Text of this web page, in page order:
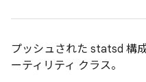
プッシュされた statsd 構
ーティリティ クラス。